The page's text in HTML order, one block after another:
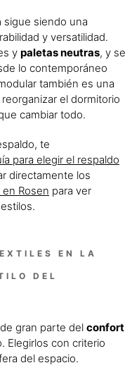
sigue siendo una
y versatilidad.
y paletas neutras, y se
lo contemporáneo
también es una
el dormitorio
cambiar todo.
te
para elegir el respaldo
directamente los
Rosen para ver
EN LA
DEL
gran parte del confort
Elegirlos con criterio
del espacio.